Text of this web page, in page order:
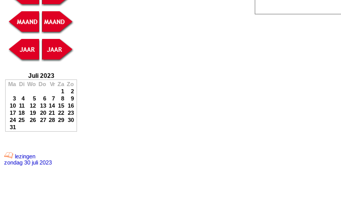
Juli 2023
Ma Di Wo Do Vr Za Zo
1
2
3
4 5 6 7 8
9
10 11 12 13 14 15 16
17 18 19 20 21 22 23
24 25 26 27 28 29 30
31
lezingen
zondag 30 juli 2023